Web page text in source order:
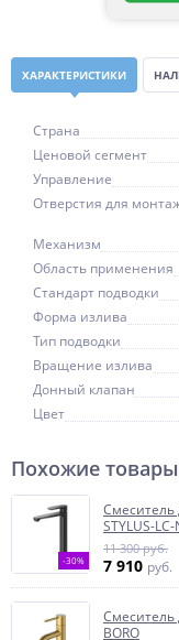
ХАРАКТЕРИСТИКИ
Страна
Ценовой сегмент
Управление
Отверстия для
Механизм
Область применения
Стандарт подводки
Форма излива
Тип подводки
Вращение излива
Донный клапан
Цвет
Похожие товары
-30%
Смеситель
STYLUS-
11 300 руб.
7 910 руб.
Смеситель
BORO